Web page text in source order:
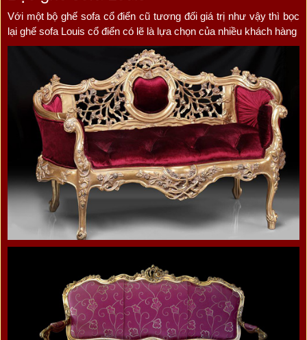
Với một bộ ghế sofa cổ điển cũ tương đối giá trị như vậy thì bọc
lại ghế sofa Louis cổ điển có lẽ là lựa chọn của nhiều khách hàng